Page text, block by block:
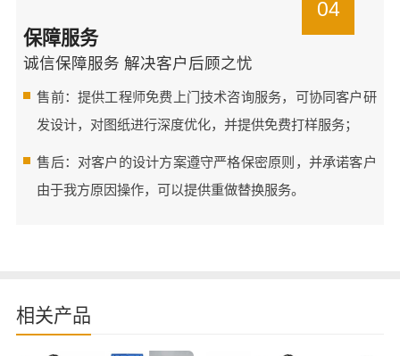
04
保障服务
诚信保障服务 解决客户后顾之忧
售前：提供工程师免费上门技术咨询服务，可协同客户研
发设计，对图纸进行深度优化，并提供免费打样服务；
售后：对客户的设计方案遵守严格保密原则，并承诺客户
由于我方原因操作，可以提供重做替换服务。
相关产品